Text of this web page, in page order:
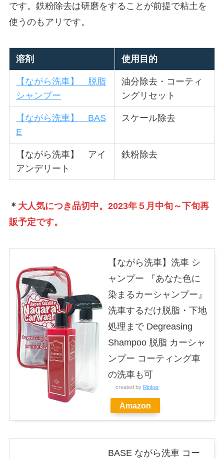
です。鉄粉除去は研磨をすることが前提で粘土を
使うのもアリです。
溶剤 使用目的
【ながら洗車】 脱脂
シャンプー
油分除去・コーティ
ングリセット
【ながら洗車】 BAS
E
スケール除去
【ながら洗車】 アイ
アンデリート
鉄粉除去
＊ 大人気につき品切中。2023年５月中旬～下旬再
販予定です。
【ながら洗車】洗車 シ
ャンプー 『あなた色に
染まるカーシャンプー』
洗車するだけ脱脂・下地
処理まで Degreasing
Shampoo 脱脂 カーシャ
ンプー コーティング車
の洗車も可
created by Rinker
Amazon
BASE ながら洗車 コー